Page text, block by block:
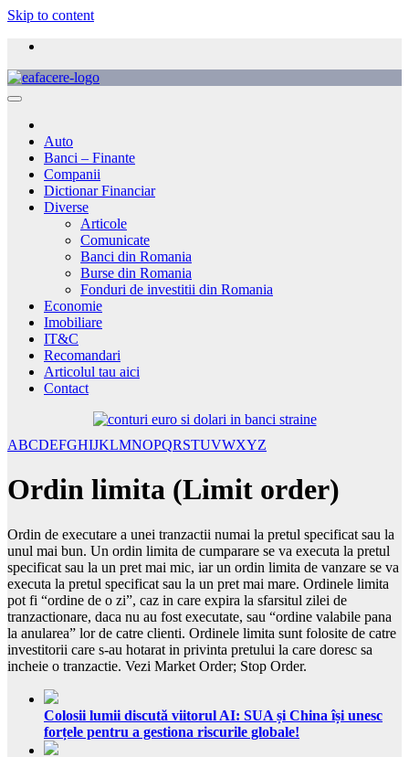
Skip to content
Auto
Banci – Finante
Companii
Dictionar Financiar
Diverse
Articole
Comunicate
Banci din Romania
Burse din Romania
Fonduri de investitii din Romania
Economie
Imobiliare
IT&C
Recomandari
Articolul tau aici
Contact
ABCDEFGHIJKLMNOPQRSTUVWXYZ
Ordin limita (Limit order)
Ordin de executare a unei tranzactii numai la pretul specificat sau la
unul mai bun. Un ordin limita de cumparare se va executa la pretul
specificat sau la un pret mai mic, iar un ordin limita de vanzare se va
executa la pretul specificat sau la un pret mai mare. Ordinele limita
pot fi “ordine de o zi”, caz in care expira la sfarsitul zilei de
tranzactionare, daca nu au fost executate, sau “ordine valabile pana
la anularea” lor de catre clienti. Ordinele limita sunt folosite de catre
investitorii care s-au hotarat in privinta pretului la care doresc sa
incheie o tranzactie. Vezi Market Order; Stop Order.
Colosii lumii discută viitorul AI: SUA și China își unesc
forțele pentru a gestiona riscurile globale!